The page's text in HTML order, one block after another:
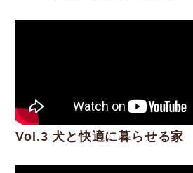
Vol.3 犬と快適に暮らせる家